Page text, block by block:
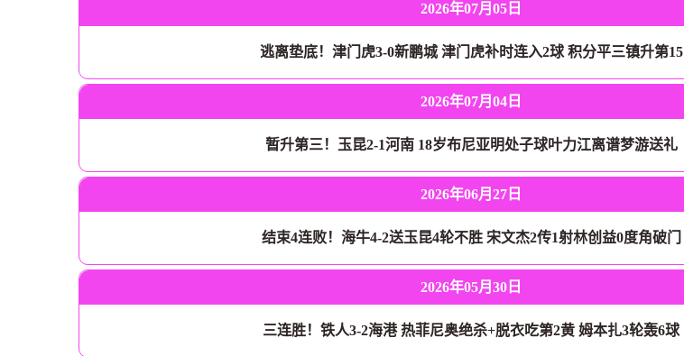
2026年07月05日
逃离垫底！津门虎3-0新鹏城 津门虎补时连入2球 积分平三镇升第15
2026年07月04日
暂升第三！玉昆2-1河南 18岁布尼亚明处子球叶力江离谱梦游送礼
2026年06月27日
结束4连败！海牛4-2送玉昆4轮不胜 宋文杰2传1射林创益0度角破门
2026年05月30日
三连胜！铁人3-2海港 热菲尼奥绝杀+脱衣吃第2黄 姆本扎3轮轰6球